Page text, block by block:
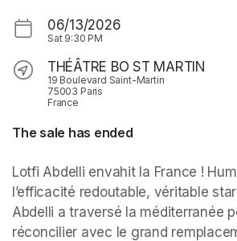
06/13/2026
Sat 9:30 PM
THÉÂTRE BO ST MARTIN
19 Boulevard Saint-Martin
75003 Paris
France
The sale has ended
Lotfi Abdelli envahit la France !
l’efficacité redoutable, véritable
Abdelli a traversé la méditerranée
réconcilier avec le grand